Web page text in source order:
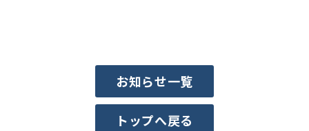
お知らせ一覧
トップへ戻る